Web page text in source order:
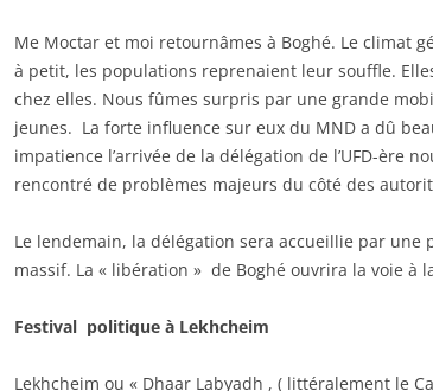
Me Moctar et moi retournâmes à Boghé. Le climat
à petit, les populations reprenaient leur souffle.
chez elles. Nous fûmes surpris par une grande
jeunes. La forte influence sur eux du MND a dû
impatience l’arrivée de la délégation de l’UFD-ère
rencontré de problèmes majeurs du côté des
Le lendemain, la délégation sera accueillie par une
massif. La « libération » de Boghé ouvrira la voie à
Festival politique à Lekhcheim
Lekhcheim ou « Dhaar Labyadh , ( littéralement le